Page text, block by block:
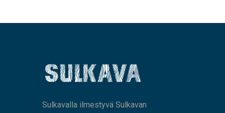
Sulkavalla ilmestyvä Sulkavan